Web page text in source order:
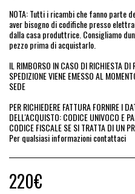
NOTA: Tutti i ricambi che fanno parte
aver bisogno di codifiche presso
dalla casa produttrice. Consigliamo
pezzo prima di acquistarlo.
IL RIMBORSO IN CASO DI RICHIESTA DI
SPEDIZIONE VIENE EMESSO AL
SEDE
PER RICHIEDERE FATTURA FORNIRE I
DELL'ACQUISTO: CODICE UNIVOCO E
CODICE FISCALE SE SI TRATTA DI UN
Per qualsiasi informazioni contattaci
220€